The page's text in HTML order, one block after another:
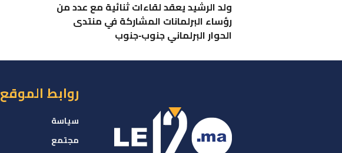
ولد الرشيد يعقد لقاءات ثنائية مع عدد من
رؤساء البرلمانات المشاركة في منتدى
الحوار البرلماني جنوب-جنوب
روابط الموقع
سياسة
مجتمع